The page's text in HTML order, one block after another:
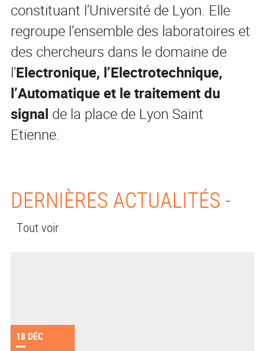
constituant l’Université de Lyon. Elle
regroupe l’ensemble des laboratoires et
des chercheurs dans le domaine de
l’Electronique, l’Electrotechnique,
l’Automatique et le traitement du
signal de la place de Lyon Saint
Etienne.
DERNIÈRES ACTUALITÉS -
Tout voir
18 DÉC